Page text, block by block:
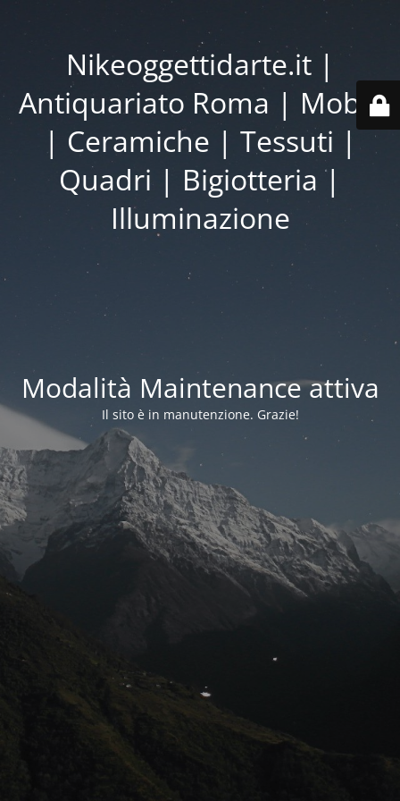
Nikeoggettidarte.it |
Antiquariato Roma | Mobili
| Ceramiche | Tessuti |
Quadri | Bigiotteria |
Illuminazione
Modalità Maintenance attiva
Il sito è in manutenzione. Grazie!